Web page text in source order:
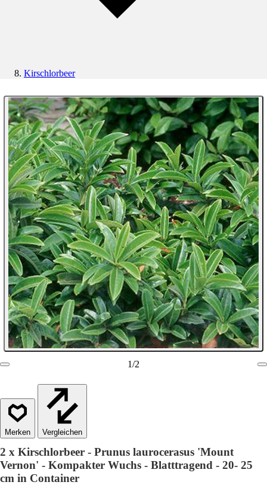
Kirschlorbeer
1/2
Vergleichen
2 x Kirschlorbeer - Prunus laurocerasus 'Mount
Vernon' - Kompakter Wuchs - Blatttragend - 20- 25
cm in Container